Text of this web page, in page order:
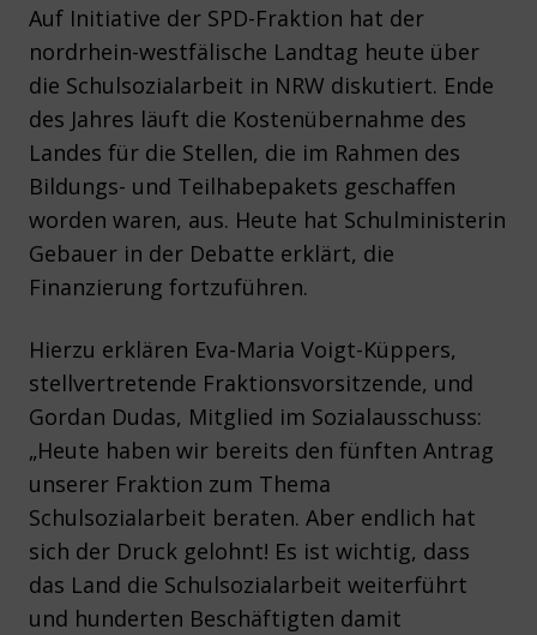
Auf Initiative der SPD-Fraktion hat der
nordrhein-westfälische Landtag heute über
die Schulsozialarbeit in NRW diskutiert. Ende
des Jahres läuft die Kostenübernahme des
Landes für die Stellen, die im Rahmen des
Bildungs- und Teilhabepakets geschaffen
worden waren, aus. Heute hat Schulministerin
Gebauer in der Debatte erklärt, die
Finanzierung fortzuführen.
Hierzu erklären Eva-Maria Voigt-Küppers,
stellvertretende Fraktionsvorsitzende, und
Gordan Dudas, Mitglied im Sozialausschuss:
„Heute haben wir bereits den fünften Antrag
unserer Fraktion zum Thema
Schulsozialarbeit beraten. Aber endlich hat
sich der Druck gelohnt! Es ist wichtig, dass
das Land die Schulsozialarbeit weiterführt
und hunderten Beschäftigten damit